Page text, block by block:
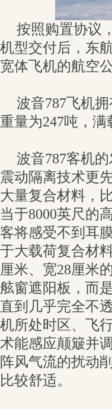
按照购置协议
机型交付后，东
宽体飞机的航空
波音787飞机
重量为247吨，满
波音787客机
震动隔离技术更
大量复合材料，
当于8000英尺的
客将感受不到耳
于大载荷复合材
厘米、宽28厘米
舷窗遮阳板，而
直到几乎完全不
机所处时区、飞
术能感应颠簸并
阵风气流的扰动
比较舒适。